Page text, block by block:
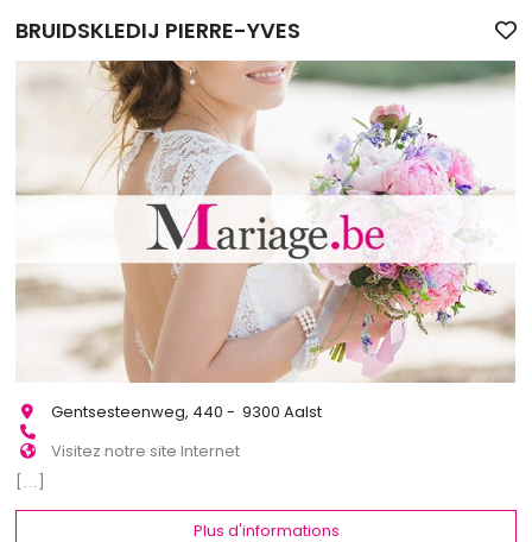
BRUIDSKLEDIJ PIERRE-YVES
Gentsesteenweg, 440 - 9300 Aalst
Visitez notre site Internet
[...]
Plus d'informations